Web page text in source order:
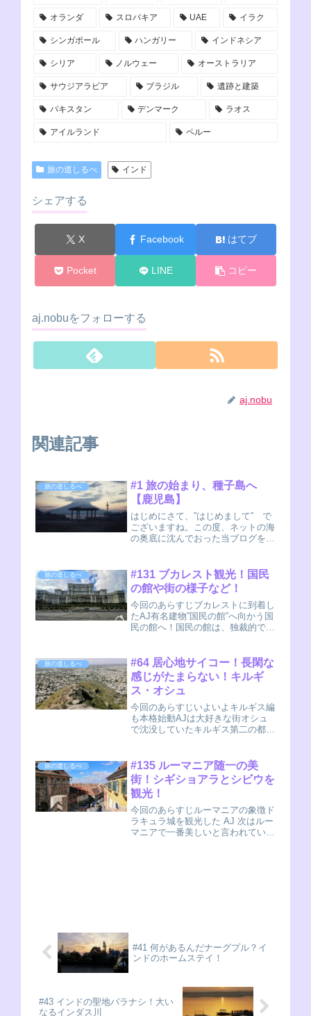
オランダ スロバキア UAE イラク
シンガポール ハンガリー インドネシア
シリア ノルウェー オーストラリア
サウジアラビア ブラジル 遺跡と建築
パキスタン デンマーク ラオス
アイルランド ペルー
旅の道しるべ インド
シェアする
X Facebook はてブ
Pocket LINE コピー
aj.nobuをフォローする
aj.nobu
関連記事
旅の道しるべ
#1 旅の始まり、種子島へ
【鹿児島】
はじめにさて、”はじめまして” で
ございますね。この度、ネットの海
の奥底に沈んでおった当ブログを、
書き”、筆者のAJ(nobu)でございま
す。旅人歴１４ヶ月。旅をしなが
ら、何か...
旅の道しるべ
#131 ブカレスト観光！国民
の館や街の様子など！
今回のあらすじブカレストに到着し
たAJ有名建物”国民の館”へ向かう国
民の館へ！国民の館は、独裁的であ
が、政権崩壊後は国会議事堂として
使われている建物です。太陽の精政
府系の建築物で...
旅の道しるべ
#64 居心地サイコー！長閑な
感じがたまらない！キルギ
ス・オシュ
今回のあらすじいよいよキルギス編
も本格始動AJは大好きな街オシュ
で沈没していたキルギス第二の都
ではオシと書かれることも多いです
ね。実はこのオシュ、だいぶ長いこ
と旅をした...
旅の道しるべ
#135 ルーマニア随一の美
街！シギショアラとシビウを
観光！
今回のあらすじルーマニアの象徴ド
ラキュラ城を観光した AJ 次はルー
マニアで一番美しいと言われている
#41 何があるんだナーグプル？イ
ンドのホームステイ！
#43 インドの聖地バラナシ！大い
なるインダス川